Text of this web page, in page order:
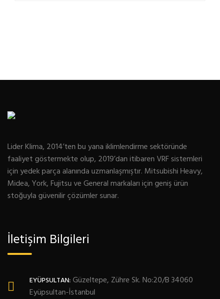
Lider Klima, 2014’ten bu yana iklimlendirme sektöründe
faaliyet göstermekte olup, 2019’dan itibaren VRF sistemleri
için yedek parça alanında uzmanlaşmıştır. Mitsubishi Heavy,
Midea, York, Fujitsu ve General markaları için geniş ürün
stoğuyla güvenilir çözümler sunar.
İletişim Bilgileri
EYÜPSULTAN: Güzeltepe, Zühre Sk. No:20/B 34060
Eyüpsultan-İstanbul